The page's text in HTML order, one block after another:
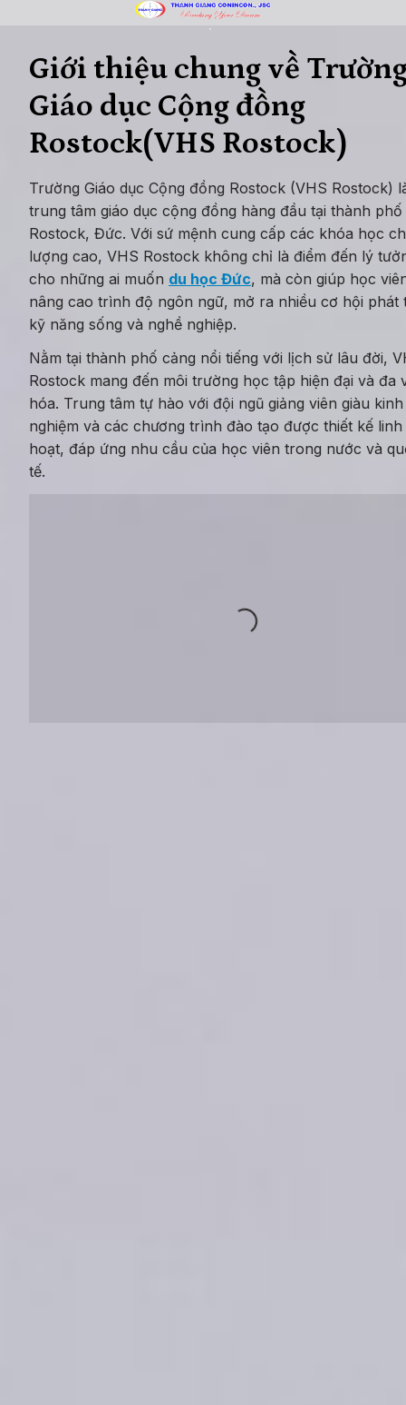
Giới thiệu chung về
Giáo dục Cộng đồng
Rostock(VHS Rostock)
Trường Giáo dục Cộng đồng Rostock (VHS Rostock)
trung tâm giáo dục cộng đồng hàng đầu tại thành phố
Rostock, Đức. Với sứ mệnh cung cấp các khóa học
lượng cao, VHS Rostock không chỉ là điểm đến lý
cho những ai muốn du học Đức, mà còn giúp học
nâng cao trình độ ngôn ngữ, mở ra nhiều cơ hội phát
kỹ năng sống và nghề nghiệp.
Nằm tại thành phố cảng nổi tiếng với lịch sử lâu đời,
Rostock mang đến môi trường học tập hiện đại và đa
hóa. Trung tâm tự hào với đội ngũ giảng viên giàu kinh
nghiệm và các chương trình đào tạo được thiết kế linh
hoạt, đáp ứng nhu cầu của học viên trong nước và
tế.
Loading...